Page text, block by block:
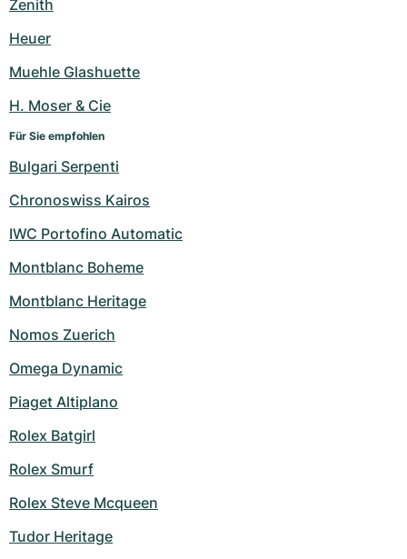
Zenith
Heuer
Muehle Glashuette
H. Moser & Cie
Für Sie empfohlen
Bulgari Serpenti
Chronoswiss Kairos
IWC Portofino Automatic
Montblanc Boheme
Montblanc Heritage
Nomos Zuerich
Omega Dynamic
Piaget Altiplano
Rolex Batgirl
Rolex Smurf
Rolex Steve Mcqueen
Tudor Heritage